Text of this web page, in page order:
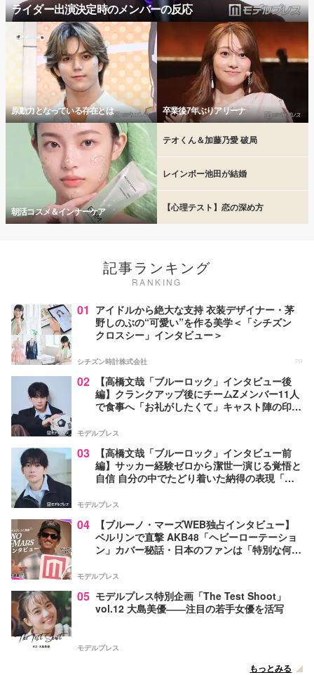
ライダー出演決定時のメンバーの反応
原動力となっている存在とは 卒業後7年ぶりアリーナ
朝活コスメ＆インナーケア
テオくん＆加藤乃愛 破局
レインボー池田が結婚
【心理テスト】恋の深め方
記事ランキング
RANKING
01 アイドルから絶大な支持 衣装デザイナー・茅
野しのぶの“可愛い”を作る美学＜「シチズン
クロスシー」インタビュー＞
シチズン時計株式会社 PR
02
【高橋文哉「ブルーロック」インタビュー後
編】クランクアップ後にチームZメンバー11人
で食事へ「お礼がしたくて」キャスト陣の印象
モデルプレス
03
【高橋文哉「ブルーロック」インタビュー前
編】サッカー経験ゼロから潔世一演じる覚悟と
自信 自分の中でたどり着いた納得の表現「一
モデルプレス
04
【ブルーノ・マーズWEB独占インタビュー】
ベルリンで直撃 AKB48「ヘビーローテーショ
ン」カバー秘話・日本のファンは「特別な何か
モデルプレス
05 モデルプレス特別企画「The Test Shoot」
vol.12 大島美優――注目の若手女優を活写
モデルプレス
もっとみる